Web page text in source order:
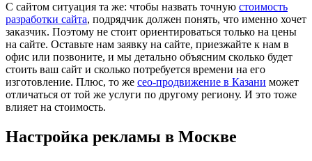
С сайтом ситуация та же: чтобы назвать точную стоимость
разработки сайта, подрядчик должен понять, что именно хочет
заказчик. Поэтому не стоит ориентироваться только на цены
на сайте. Оставьте нам заявку на сайте, приезжайте к нам в
офис или позвоните, и мы детально объясним сколько будет
стоить ваш сайт и сколько потребуется времени на его
изготовление. Плюс, то же сео-продвижение в Казани может
отличаться от той же услуги по другому региону. И это тоже
влияет на стоимость.
Настройка рекламы в Москве